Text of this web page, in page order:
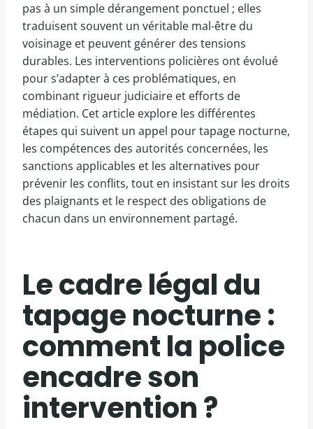
pas à un simple dérangement ponctuel ; elles
traduisent souvent un véritable mal-être du
voisinage et peuvent générer des tensions
durables. Les interventions policières ont évolué
pour s’adapter à ces problématiques, en
combinant rigueur judiciaire et efforts de
médiation. Cet article explore les différentes
étapes qui suivent un appel pour tapage nocturne,
les compétences des autorités concernées, les
sanctions applicables et les alternatives pour
prévenir les conflits, tout en insistant sur les droits
des plaignants et le respect des obligations de
chacun dans un environnement partagé.
Le cadre légal du
tapage nocturne :
comment la police
encadre son
intervention ?